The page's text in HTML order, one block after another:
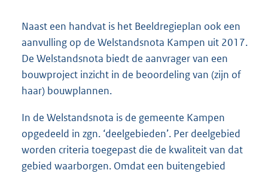
Naast een handvat is het Beeldregieplan ook een
aanvulling op de Welstandsnota Kampen uit 2017.
De Welstandsnota biedt de aanvrager van een
bouwproject inzicht in de beoordeling van (zijn of
haar) bouwplannen.
In de Welstandsnota is de gemeente Kampen
opgedeeld in zgn. ‘deelgebieden’. Per deelgebied
worden criteria toegepast die de kwaliteit van dat
gebied waarborgen. Omdat een buitengebied